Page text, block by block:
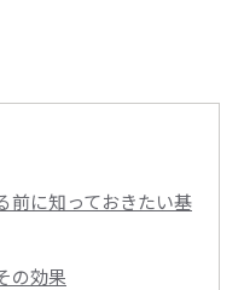
前に知っておきたい基
の効果